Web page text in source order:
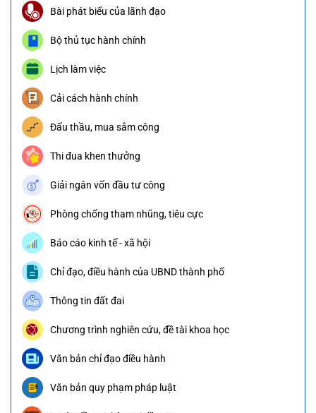
Bài phát biểu của lãnh đạo
Bộ thủ tục hành chính
Lịch làm việc
Cải cách hành chính
Đấu thầu, mua sắm công
Thi đua khen thưởng
Giải ngân vốn đầu tư công
Phòng chống tham nhũng, tiêu cực
Báo cáo kinh tế - xã hội
Chỉ đạo, điều hành của UBND thành phố
Thông tin đất đai
Chương trình nghiên cứu, đề tài khoa học
Văn bản chỉ đạo điều hành
Văn bản quy phạm pháp luật